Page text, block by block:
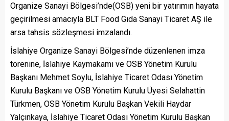
Organize Sanayi Bölgesi’nde(OSB) yeni bir yatırımın hayata
geçirilmesi amacıyla BLT Food Gıda Sanayi Ticaret AŞ ile
arsa tahsis sözleşmesi imzalandı.
İslahiye Organize Sanayi Bölgesi’nde düzenlenen imza
törenine, İslahiye Kaymakamı ve OSB Yönetim Kurulu
Başkanı Mehmet Soylu, İslahiye Ticaret Odası Yönetim
Kurulu Başkanı ve OSB Yönetim Kurulu Üyesi Selahattin
Türkmen, OSB Yönetim Kurulu Başkan Vekili Haydar
Yalçınkaya, İslahiye Ticaret Odası Yönetim Kurulu Başkan